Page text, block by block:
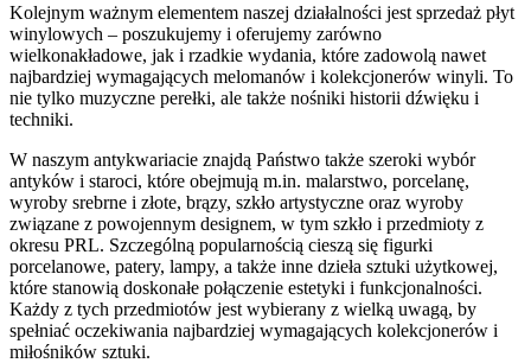
Kolejnym ważnym elementem naszej działalności jest sprzedaż płyt
winylowych – poszukujemy i oferujemy zarówno
wielkonakładowe, jak i rzadkie wydania, które zadowolą nawet
najbardziej wymagających melomanów i kolekcjonerów winyli. To
nie tylko muzyczne perełki, ale także nośniki historii dźwięku i
techniki.
W naszym antykwariacie znajdą Państwo także szeroki wybór
antyków i staroci, które obejmują m.in. malarstwo, porcelanę,
wyroby srebrne i złote, brązy, szkło artystyczne oraz wyroby
związane z powojennym designem, w tym szkło i przedmioty z
okresu PRL. Szczególną popularnością cieszą się figurki
porcelanowe, patery, lampy, a także inne dzieła sztuki użytkowej,
które stanowią doskonałe połączenie estetyki i funkcjonalności.
Każdy z tych przedmiotów jest wybierany z wielką uwagą, by
spełniać oczekiwania najbardziej wymagających kolekcjonerów i
miłośników sztuki.